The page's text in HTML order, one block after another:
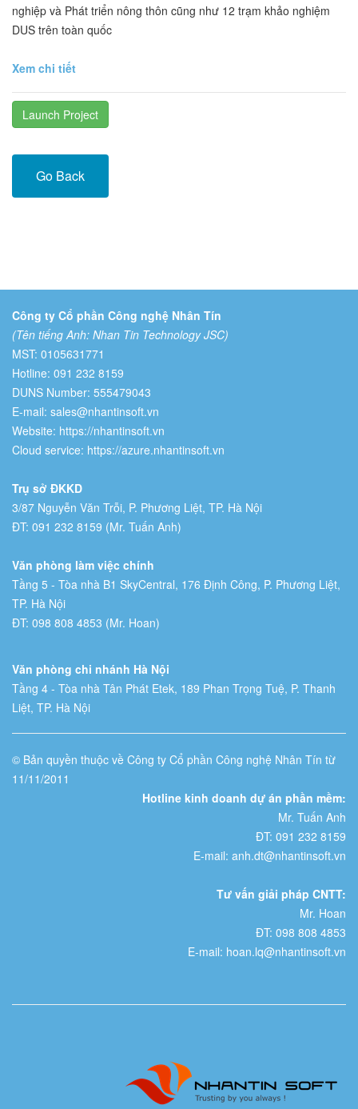
nghiệp và Phát triển nông thôn cũng như 12 trạm khảo nghiệm
DUS trên toàn quốc
Xem chi tiết
Launch Project
Go Back
Công ty Cổ phần Công nghệ Nhân Tín
(Tên tiếng Anh: Nhan Tin Technology JSC)
MST: 0105631771
Hotline: 091 232 8159
DUNS Number: 555479043
E-mail: sales@nhantinsoft.vn
Website: https://nhantinsoft.vn
Cloud service: https://azure.nhantinsoft.vn
Trụ sở ĐKKD
3/87 Nguyễn Văn Trỗi, P. Phương Liệt, TP. Hà Nội
ĐT: 091 232 8159 (Mr. Tuấn Anh)
Văn phòng làm việc chính
Tầng 5 - Tòa nhà B1 SkyCentral, 176 Định Công, P. Phương Liệt,
TP. Hà Nội
ĐT: 098 808 4853 (Mr. Hoan)
Văn phòng chi nhánh Hà Nội
Tầng 4 - Tòa nhà Tân Phát Etek, 189 Phan Trọng Tuệ, P. Thanh
Liệt, TP. Hà Nội
© Bản quyền thuộc về Công ty Cổ phần Công nghệ Nhân Tín từ
11/11/2011
Hotline kinh doanh dự án phần mềm:
Mr. Tuấn Anh
ĐT: 091 232 8159
E-mail: anh.dt@nhantinsoft.vn
Tư vấn giải pháp CNTT:
Mr. Hoan
ĐT: 098 808 4853
E-mail: hoan.lq@nhantinsoft.vn